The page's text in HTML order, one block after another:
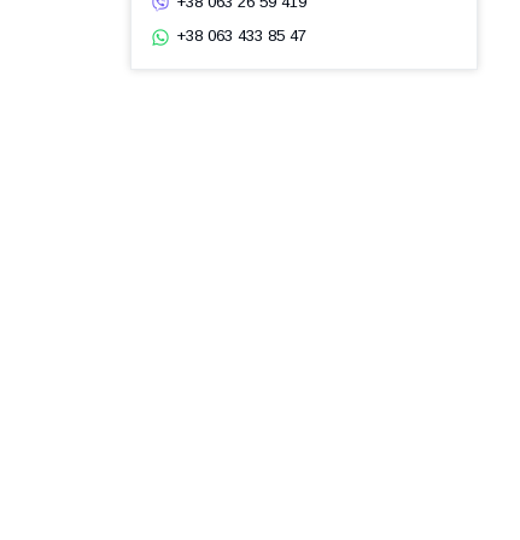
+38 063 433 85 47